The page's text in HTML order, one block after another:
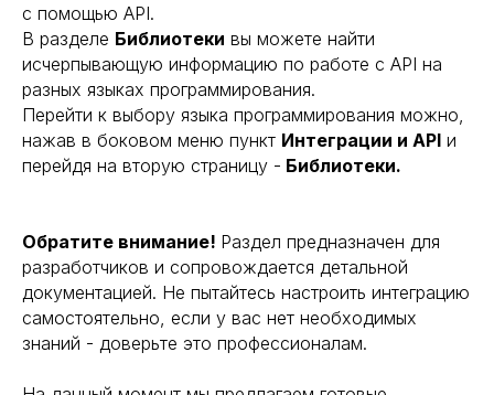
с помощью API.
В разделе Библиотеки вы можете найти
исчерпывающую информацию по работе с API на
разных языках программирования.
Перейти к выбору языка программирования можно,
нажав в боковом меню пункт Интеграции и API и
перейдя на вторую страницу - Библиотеки.
Обратите внимание! Раздел предназначен для
разработчиков и сопровождается детальной
документацией. Не пытайтесь настроить интеграцию
самостоятельно, если у вас нет необходимых
знаний - доверьте это профессионалам.